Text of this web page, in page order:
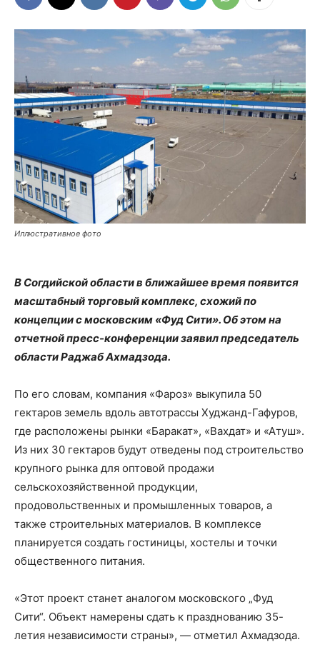
Иллюстративное фото
В Согдийской области в ближайшее время появится
масштабный торговый комплекс, схожий по
концепции с московским «Фуд Сити». Об этом на
отчетной пресс-конференции заявил председатель
области Раджаб Ахмадзода.
По его словам, компания «Фароз» выкупила 50
гектаров земель вдоль автотрассы Худжанд-Гафуров,
где расположены рынки «Баракат», «Вахдат» и «Атуш».
Из них 30 гектаров будут отведены под строительство
крупного рынка для оптовой продажи
сельскохозяйственной продукции,
продовольственных и промышленных товаров, а
также строительных материалов. В комплексе
планируется создать гостиницы, хостелы и точки
общественного питания.
«Этот проект станет аналогом московского „Фуд
Сити“. Объект намерены сдать к празднованию 35-
летия независимости страны», — отметил Ахмадзода.